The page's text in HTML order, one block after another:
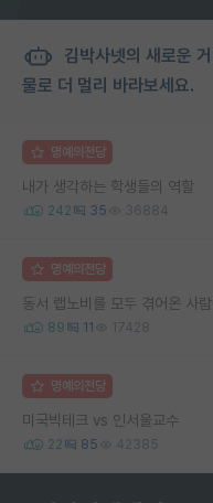
김박사넷의 새로운
물로 더 멀리 바라보세요.
명예의전당
내가 생각하는 학생들의 역할
242 35 36884
명예의전당
89 11 17428
명예의전당
미국빅테크 vs 인서울교수
22 85 42385